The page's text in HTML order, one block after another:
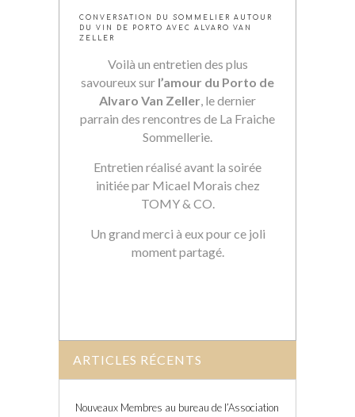
CONVERSATION DU SOMMELIER AUTOUR
DU VIN DE PORTO AVEC ALVARO VAN
ZELLER
Voilà un entretien des plus
savoureux sur l’amour du Porto de
Alvaro Van Zeller , le dernier
parrain des rencontres de La Fraiche
Sommellerie.
Entretien réalisé avant la soirée
initiée par Micael Morais chez
TOMY & CO.
Un grand merci à eux pour ce joli
moment partagé.
ARTICLES RÉCENTS
Nouveaux Membres au bureau de l’Association